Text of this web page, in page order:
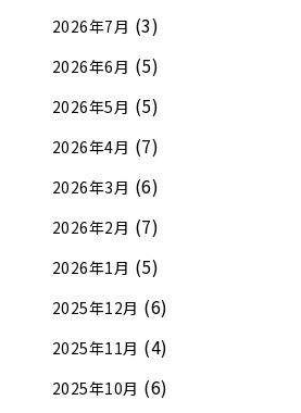
2026年7月 (3)
2026年6月 (5)
2026年5月 (5)
2026年4月 (7)
2026年3月 (6)
2026年2月 (7)
2026年1月 (5)
2025年12月 (6)
2025年11月 (4)
2025年10月 (6)